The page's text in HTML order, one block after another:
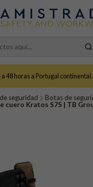
a 48 horas a Portugal continental.
seguridad
Botas de
cuero Kratos S7S | TB